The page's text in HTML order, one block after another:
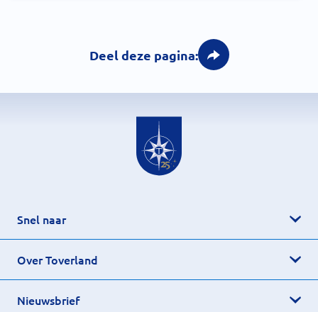
Deel deze pagina:
Snel naar
Over Toverland
Nieuwsbrief